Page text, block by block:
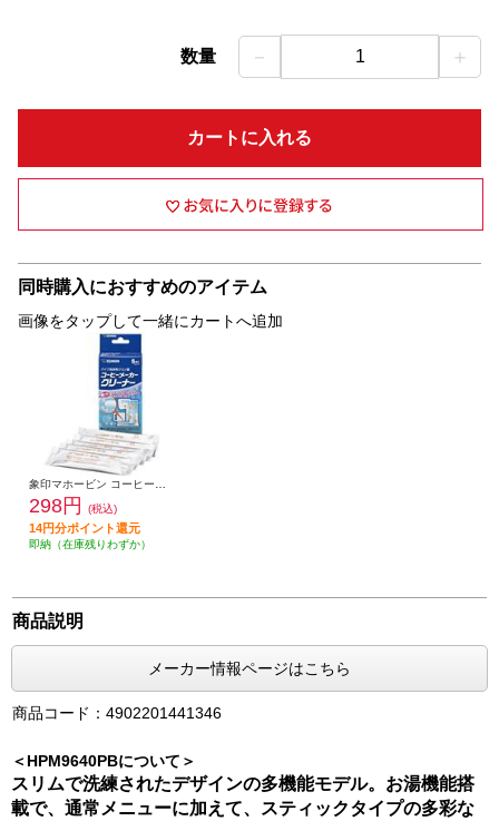
数量 － 1 ＋
カートに入れる
同時購入におすすめのアイテム
画像をタップして一緒にカートへ追加
298円 (税込)
14円分ポイント還元
即納（在庫残りわずか）
商品説明
メーカー情報ページはこちら
商品コード：4902201441346
＜HPM9640PBについて＞
スリムで洗練されたデザインの多機能モデル。お湯機能搭
載で、通常メニューに加えて、スティックタイプの多彩な